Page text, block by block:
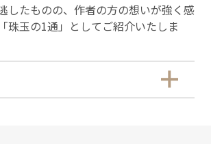
したものの、作者の方の想いが強く感
珠玉の1通」としてご紹介いたしま